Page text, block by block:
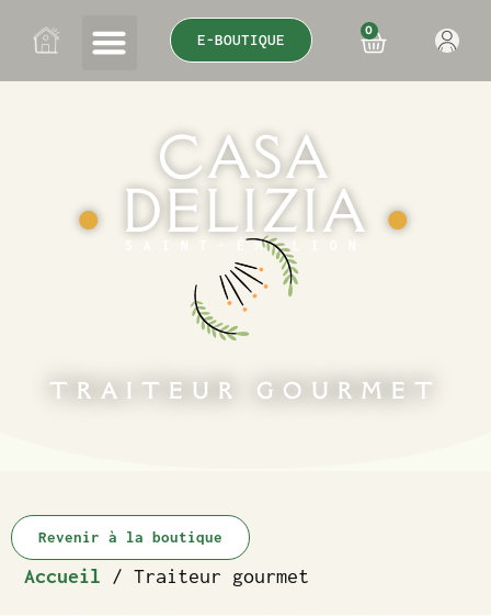
E-BOUTIQUE
0
CASA
● DELIZIA ●
SAINT-ÉMILION
TRAITEUR GOURMET
Revenir à la boutique
Accueil / Traiteur gourmet